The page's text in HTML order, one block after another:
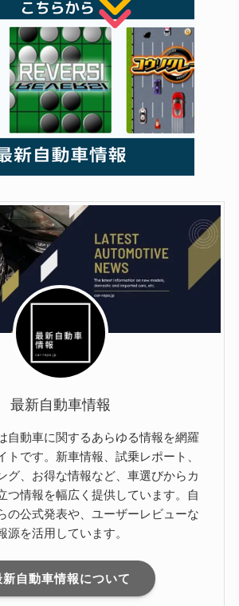
最新自動車情報
自動車に関するあらゆる情報を網羅
トです。新車情報、試乗レポート、
グ、お得な情報など、車選びからカ
つ情報を幅広く提供しています。自
の公式発表や、ユーザーレビューな
源を活用しています。
新自動車情報について